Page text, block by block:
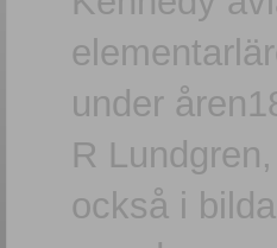
under
R
också i